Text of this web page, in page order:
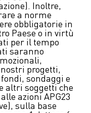
Inoltre,
a norme
obbligatorie in
Paese o in virtù
per il tempo
saranno
progetti,
sondaggi e
altri soggetti che
azioni APG23
sulla base